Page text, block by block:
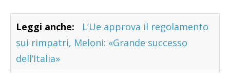
Leggi anche:
L’Ue approva il regolamento
sui rimpatri, Meloni: «Grande successo
dell’Italia»